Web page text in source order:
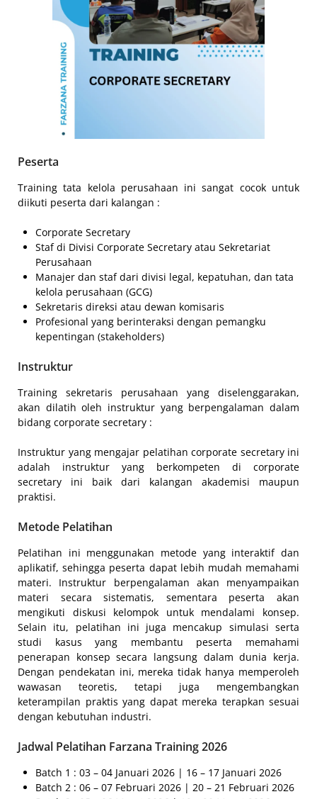
Peserta
Training tata kelola perusahaan ini sangat cocok untuk
diikuti peserta dari kalangan :
Corporate Secretary
Staf di Divisi Corporate Secretary atau Sekretariat
Perusahaan
Manajer dan staf dari divisi legal, kepatuhan, dan tata
kelola perusahaan (GCG)
Sekretaris direksi atau dewan komisaris
Profesional yang berinteraksi dengan pemangku
kepentingan (stakeholders)
Instruktur
Training sekretaris perusahaan yang diselenggarakan,
akan dilatih oleh instruktur yang berpengalaman dalam
bidang corporate secretary :
Instruktur yang mengajar pelatihan corporate secretary ini
adalah instruktur yang berkompeten di corporate
secretary ini baik dari kalangan akademisi maupun
praktisi.
Metode Pelatihan
Pelatihan ini menggunakan metode yang interaktif dan
aplikatif, sehingga peserta dapat lebih mudah memahami
materi. Instruktur berpengalaman akan menyampaikan
materi secara sistematis, sementara peserta akan
mengikuti diskusi kelompok untuk mendalami konsep.
Selain itu, pelatihan ini juga mencakup simulasi serta
studi kasus yang membantu peserta memahami
penerapan konsep secara langsung dalam dunia kerja.
Dengan pendekatan ini, mereka tidak hanya memperoleh
wawasan teoretis, tetapi juga mengembangkan
keterampilan praktis yang dapat mereka terapkan sesuai
dengan kebutuhan industri.
Jadwal Pelatihan Farzana Training 2026
Batch 1 : 03 – 04 Januari 2026 | 16 – 17 Januari 2026
Batch 2 : 06 – 07 Februari 2026 | 20 – 21 Februari 2026